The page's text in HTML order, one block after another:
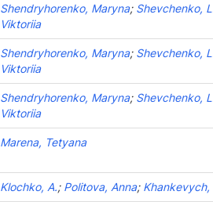
Shendryhorenko, Мaryna; Shevchenko,
Viktoriia
Shendryhorenko, Мaryna; Shevchenko,
Viktoriia
Shendryhorenko, Мaryna; Shevchenko,
Viktoriia
Marena, Tetyana
Klochko, A.; Politova, Anna; Khankevych,